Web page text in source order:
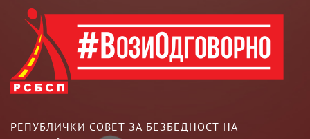
РЕПУБЛИЧКИ СОВЕТ ЗА БЕЗБЕДНОСТ НА